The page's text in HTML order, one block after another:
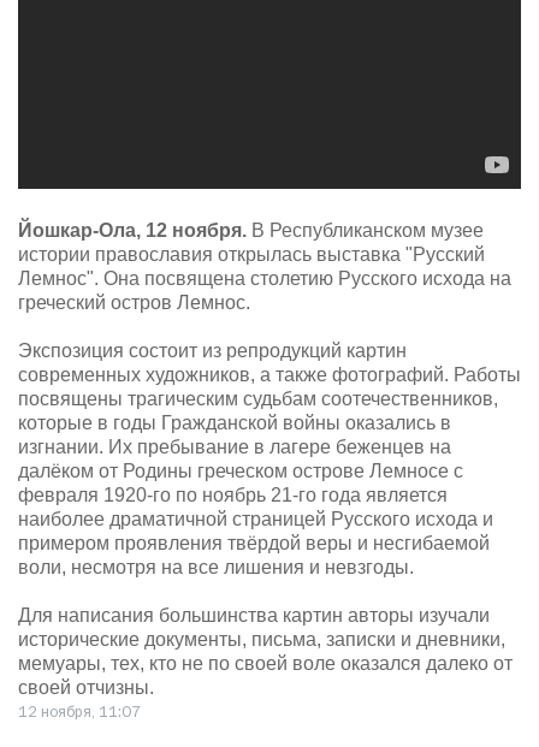
Йошкар-Ола, 12 ноября. В Республиканском музее
истории православия открылась выставка "Русский
Лемнос". Она посвящена столетию Русского исхода на
греческий остров Лемнос.
Экспозиция состоит из репродукций картин
современных художников, а также фотографий. Работы
посвящены трагическим судьбам соотечественников,
которые в годы Гражданской войны оказались в
изгнании. Их пребывание в лагере беженцев на
далёком от Родины греческом острове Лемносе с
февраля 1920-го по ноябрь 21-го года является
наиболее драматичной страницей Русского исхода и
примером проявления твёрдой веры и несгибаемой
воли, несмотря на все лишения и невзгоды.
Для написания большинства картин авторы изучали
исторические документы, письма, записки и дневники,
мемуары, тех, кто не по своей воле оказался далеко от
своей отчизны.
12 ноября, 11:07